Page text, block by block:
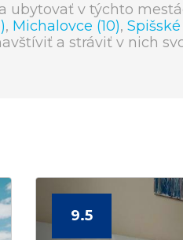
ubytovať v týchto
, Michalovce (10),
a stráviť v nich
9.5